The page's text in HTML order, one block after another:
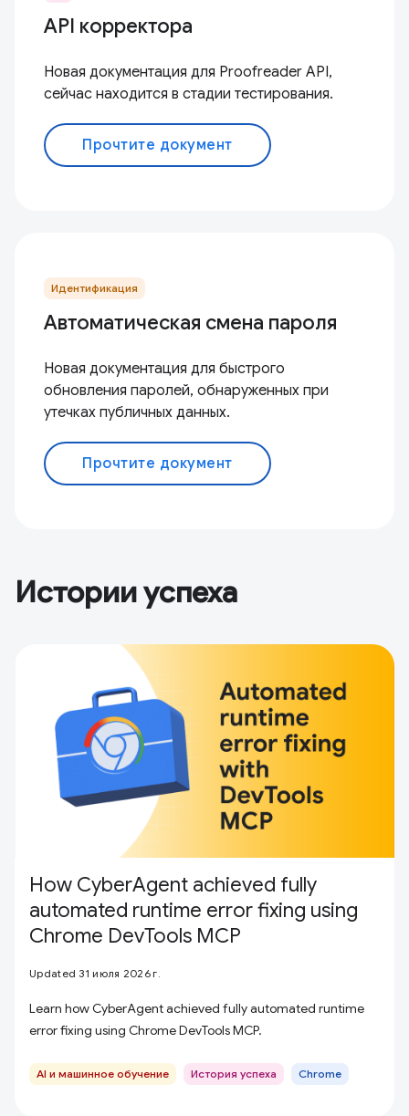
API корректора
Новая документация для Proofreader API,
сейчас находится в стадии тестирования.
Прочтите документ
Идентификация
Автоматическая смена пароля
Новая документация для быстрого
обновления паролей, обнаруженных при
утечках публичных данных.
Прочтите документ
Истории успеха
How CyberAgent achieved fully
automated runtime error fixing using
Chrome DevTools MCP
Updated 31 июля 2026 г.
Learn how CyberAgent achieved fully automated runtime
error fixing using Chrome DevTools MCP.
AI и машинное обучение История успеха Chrome